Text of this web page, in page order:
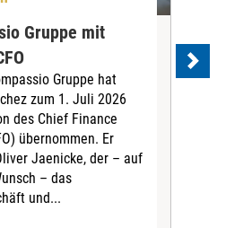
Gruppe mit
Gruppe hat
zum 1. Juli 2026
des Chief Finance
übernommen. Er
Jaenicke, der – auf
– das
und...